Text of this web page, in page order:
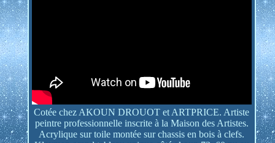
Cotée chez AKOUN DROUOT et ARTPRICE. Artiste
peintre professionnelle inscrite à la Maison des Artistes.
Acrylique sur toile montée sur chassis en bois à clefs.